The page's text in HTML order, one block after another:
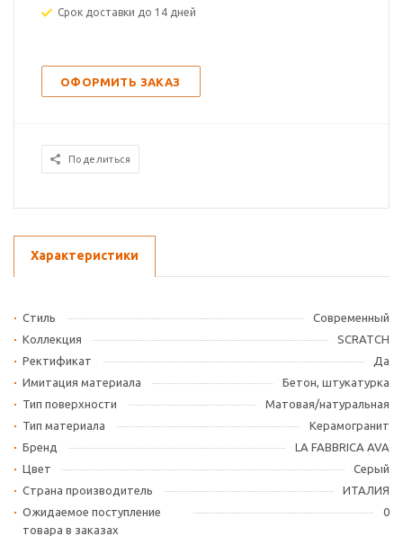
Срок доставки до 14 дней
ОФОРМИТЬ ЗАКАЗ
Поделиться
Характеристики
Стиль
Современный
Коллекция
SCRATCH
Ректификат
Да
Имитация материала
Бетон, штукатурка
Тип поверхности
Матовая/натуральная
Тип материала
Керамогранит
Бренд
LA FABBRICA AVA
Цвет
Серый
Страна производитель
ИТАЛИЯ
Ожидаемое поступление
товара в заказах
0